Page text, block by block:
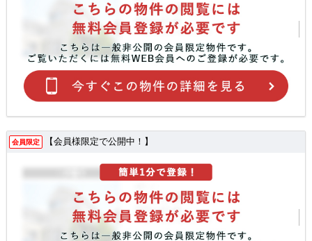
会員限定 【会員様限定で公開中！】